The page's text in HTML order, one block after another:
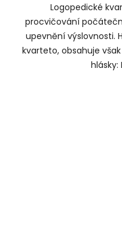
Logopedické
procvičování
upevnění výslovnosti.
kvarteto, obsahuje
hlásky: